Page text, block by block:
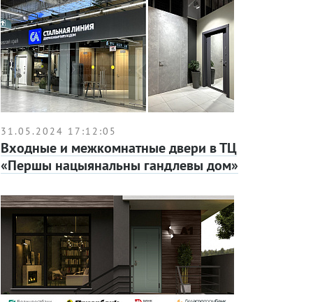
31.05.2024 17:12:05
Входные и межкомнатные двери в ТЦ
«Першы нацыянальны гандлевы дом»